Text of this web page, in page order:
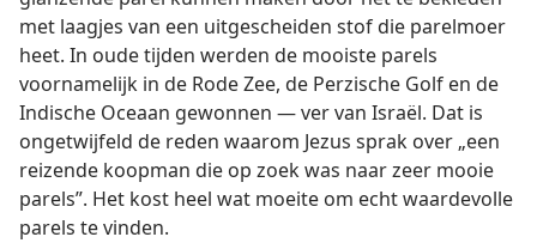
met laagjes van een uitgescheiden stof die parelmoer
heet. In oude tijden werden de mooiste parels
voornamelijk in de Rode Zee, de Perzische Golf en de
Indische Oceaan gewonnen — ver van Israël. Dat is
ongetwijfeld de reden waarom Jezus sprak over „een
reizende koopman die op zoek was naar zeer mooie
parels”. Het kost heel wat moeite om echt waardevolle
parels te vinden.